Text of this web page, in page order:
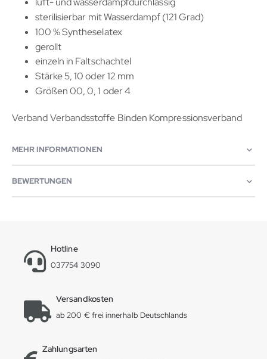
sterilisierbar mit Wasserdampf (121 Grad)
100 % Syntheselatex
gerollt
einzeln in Faltschachtel
Stärke 5, 10 oder 12 mm
Größen 00, 0, 1 oder 4
Verband Verbandsstoffe Binden Kompressionsverband
MEHR INFORMATIONEN
BEWERTUNGEN
Hotline
037754 3090
Versandkosten
ab 200 € frei innerhalb Deutschlands
Zahlungsarten